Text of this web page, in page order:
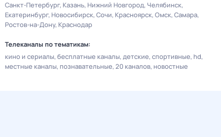
Санкт-Петербург Казань Нижний Новгород Челябинск
Екатеринбург Новосибирск Сочи Красноярск Омск Самара
Ростов-на-Дону Краснодар
Телеканалы по тематикам:
кино и сериалы бесплатные каналы детские спортивные hd
местные каналы познавательные 20 каналов новостные